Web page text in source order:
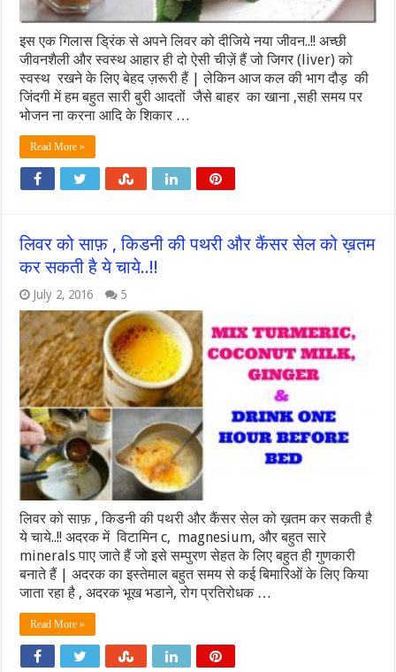
इस एक गिलास ड्रिंक से अपने लिवर को दीजिये नया जीवन..!! अच्छी
जीवनशैली और स्वस्थ आहार ही दो ऐसी चीज़ें हैं जो जिगर (liver) को
स्वस्थ रखने के लिए बेहद ज़रूरी हैं | लेकिन आज कल की भाग दौड़ की
जिंदगी में हम बहुत सारी बुरी आदतों जैसे बाहर का खाना ,सही समय पर
भोजन ना करना आदि के शिकार …
Read More »
लिवर को साफ़ , किडनी की पथरी और कैंसर सेल को ख़तम
कर सकती है ये चाये..!!
July 2, 2016 5
लिवर को साफ़ , किडनी की पथरी और कैंसर सेल को ख़तम कर सकती है
ये चाये..!! अदरक में विटामिन c, magnesium, और बहुत सारे
minerals पाए जाते हैं जो इसे सम्पुरण सेहत के लिए बहुत ही गुणकारी
बनाते हैं | अदरक का इस्तेमाल बहुत समय से कई बिमारिओं के लिए किया
जाता रहा है , अदरक भूख भडाने, रोग प्रतिरोधक …
Read More »